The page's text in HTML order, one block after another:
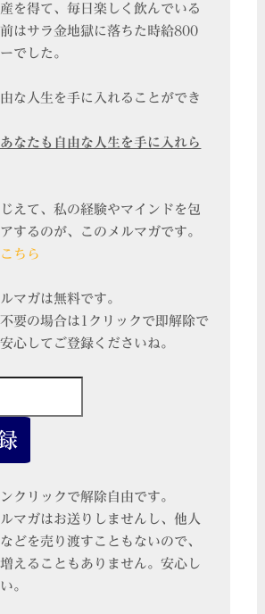
を得て、毎日楽しく飲んでいる
はサラ金地獄に落ちた時給800
でした。
な人生を手に入れることができ
なたも自由な人生を手に入れら
えて、私の経験やマインドを包
するのが、このメルマガです。
ちら
マガは無料です。
要の場合は1クリックで即解除で
心してご登録くださいね。
クリックで解除自由です。
マガはお送りしませんし、他人
どを売り渡すこともないので、
えることもありません。安心し
。